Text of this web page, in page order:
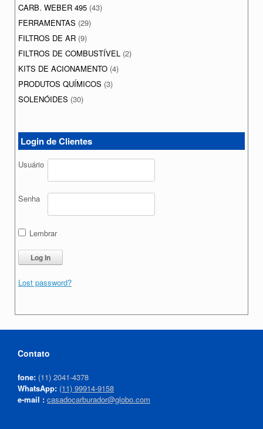
CARB. WEBER 495 (43)
FERRAMENTAS (29)
FILTROS DE AR (9)
FILTROS DE COMBUSTÍVEL (2)
KITS DE ACIONAMENTO (4)
PRODUTOS QUÍMICOS (3)
SOLENÓIDES (30)
Login de Clientes
Usuário
Senha
Lembrar
Lost password?
Contato
fone: (11) 2041-4378
WhatsApp: (11) 99914-9158
e-mail : casadocarburador@globo.com